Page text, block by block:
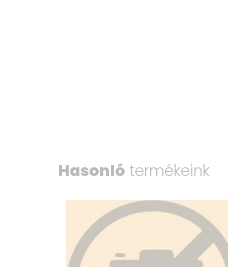
Hasonló termékeink